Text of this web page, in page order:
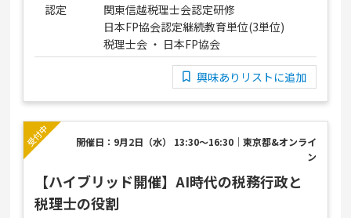
認定
関東信越税理士会認定研修
日本FP協会認定継続教育単位(3単位)
税理士会 ・ 日本FP協会
興味ありリストに追加
開催日：9月2日（水） 13:30～16:30｜東京都&オンライ
ン
【ハイブリッド開催】AI時代の税務行政と
税理士の役割